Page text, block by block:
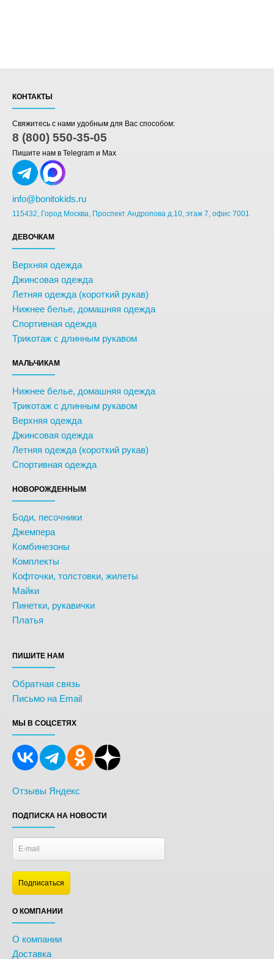
КОНТАКТЫ
Свяжитесь с нами удобным для Вас способом:
8 (800) 550-35-05
Пишите нам в Telegram и Max
info@bonitokids.ru
115432, Город Москва, Проспект Андропова д.10, этаж 7, офис 7001
ДЕВОЧКАМ
Верхняя одежда
Джинсовая одежда
Летняя одежда (короткий рукав)
Нижнее белье, домашняя одежда
Спортивная одежда
Трикотаж с длинным рукавом
МАЛЬЧИКАМ
Нижнее белье, домашняя одежда
Трикотаж с длинным рукавом
Верхняя одежда
Джинсовая одежда
Летняя одежда (короткий рукав)
Спортивная одежда
НОВОРОЖДЕННЫМ
Боди, песочники
Джемпера
Комбинезоны
Комплекты
Кофточки, толстовки, жилеты
Майки
Пинетки, рукавички
Платья
ПИШИТЕ НАМ
Обратная связь
Письмо на Email
МЫ В СОЦСЕТЯХ
Отзывы Яндекс
ПОДПИСКА НА НОВОСТИ
О КОМПАНИИ
О компании
Доставка